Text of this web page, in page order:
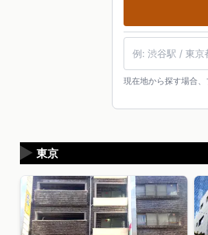
現在地から探す場合
東京
▶